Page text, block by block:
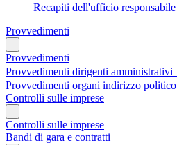
Recapiti dell'ufficio responsabile
Provvedimenti
Provvedimenti
Provvedimenti dirigenti amministrativi
Provvedimenti organi indirizzo politico
Controlli sulle imprese
Controlli sulle imprese
Bandi di gara e contratti